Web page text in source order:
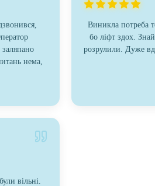
нема,
Виникла потреба
бо ліфт здох.
розрулили. Дуже
вільні.